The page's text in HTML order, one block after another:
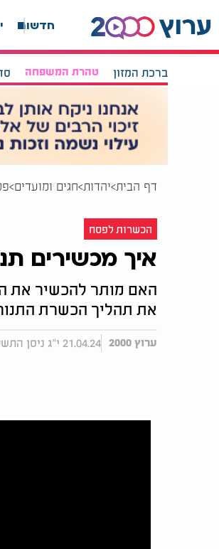
חדשות
ברכת המזון טהרת המשפחה
דף הבית יהדות חגים ומועדים
הכשרות לפסח
איך מכשירים
האם מותר להכשיר את
את תהליך הכשרת
ערוץ 2000 21.04.24 י"ג ניסן התשפ"ד, עודכן 11:47 15.05.24